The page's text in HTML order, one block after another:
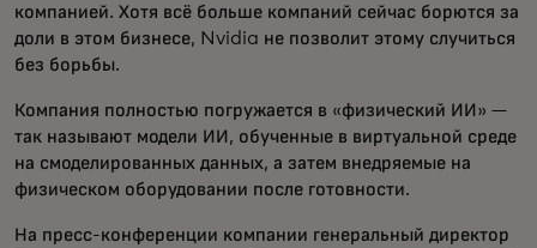
компанией. Хотя всё больше компаний сейчас борются за
доли в этом бизнесе, Nvidia не позволит этому случиться
без борьбы.
Компания полностью погружается в «физический ИИ» —
так называют модели ИИ, обученные в виртуальной среде
на смоделированных данных, а затем внедряемые на
физическом оборудовании после готовности.
На пресс-конференции компании генеральный директор